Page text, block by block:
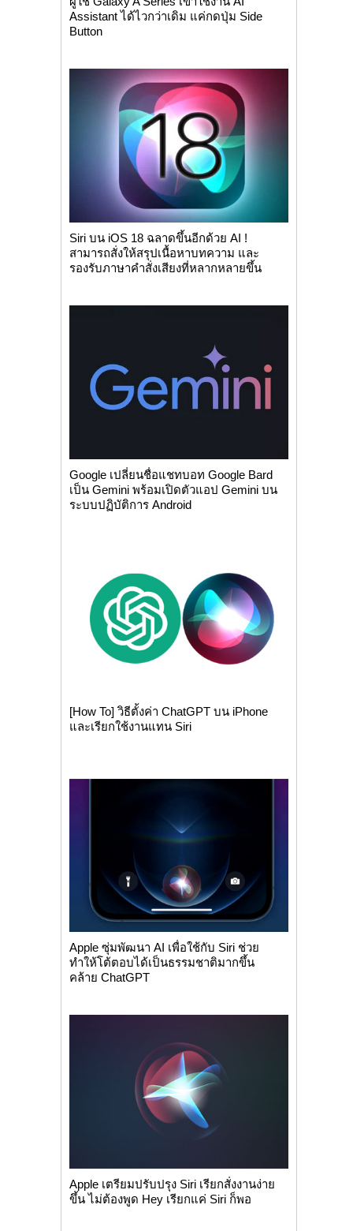
Assistant ได้ไวกว่าเดิม แค่กดปุ่ม Side
Button
Siri บน iOS 18 ฉลาดขึ้นอีกด้วย AI !
สามารถสั่งให้สรุปเนื้อหาบทความ และ
รองรับภาษาคำสั่งเสียงที่หลากหลายขึ้น
Google เปลี่ยนชื่อแชทบอท Google Bard
เป็น Gemini พร้อมเปิดตัวแอป Gemini บน
ระบบปฏิบัติการ Android
[How To] วิธีตั้งค่า ChatGPT บน iPhone
และเรียกใช้งานแทน Siri
Apple ซุ่มพัฒนา AI เพื่อใช้กับ Siri ช่วย
ทำให้โต้ตอบได้เป็นธรรมชาติมากขึ้น
คล้าย ChatGPT
Apple เตรียมปรับปรุง Siri เรียกสั่งงานง่าย
ขึ้น ไม่ต้องพูด Hey เรียกแค่ Siri ก็พอ